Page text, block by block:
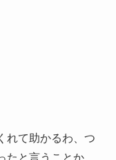
れて助かるわ、つ
たと言うことか